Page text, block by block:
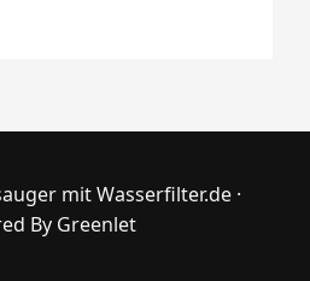
mit Wasserfilter.de ·
By Greenlet